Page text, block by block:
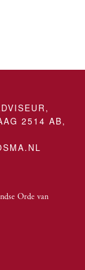
2514 AB,
Orde van